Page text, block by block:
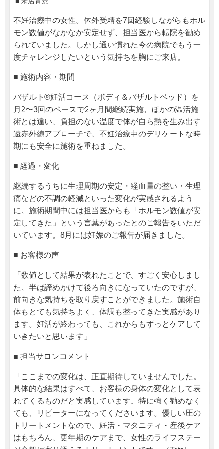
不妊治療中の女性。体外受精を7回経験しながらもホル
モン数値がなかなか安定せず、担当医から転院を勧め
られていました。しかし通い慣れた今の病院でもう一
度チャレンジしたいという気持ちを胸にご来店。
■ 施術内容・期間
バザルト®妊活コース（ボディ＆バザルトベッド）を
月2〜3回のペースで2ヶ月間継続実施。ほかの温活施
術とは違い、負担のない温度で体が自ら熱を生み出す
遠赤外線アプローチで、不妊治療中のデリケートな時
期にも安全に施術を重ねました。
■ 経過・変化
継続するうちに生理周期の安定・経血量の整い・生理
痛などの不調の軽減といった変化が実感されるよう
に。施術期間中には担当医からも「ホルモン数値が安
定してきた」という言葉があったとのご報告をいただ
いています。8月には妊娠のご報告が届きました。
■ お客様の声
「数値として結果が表れたことで、すごく安心しまし
た。半ば諦めかけて後ろ向きになっていたのですが、
前向きな気持ちを取り戻すことができました。施術自
体もとても気持ちよく、体調も整ってきた実感があり
ます。妊活が終わっても、これからもずっとケアして
いきたいと思います」
■ 担当サロンコメント
「ここまでの変化は、正直期待していませんでした。
具体的な結果はすべて、お客様の身体の変化として表
れてくるものだと実感しています。特に強く勧めなく
ても、リピーターになってくださいます。優しい圧の
トリートメントなので、妊活・マタニティ・産後ケア
はもちろん、更年期のケアまで、女性のライフステー